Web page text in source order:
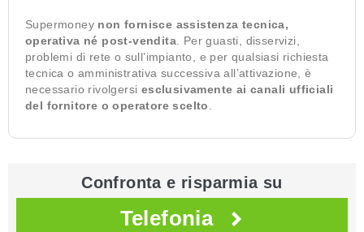
Supermoney non fornisce assistenza tecnica,
operativa né post-vendita . Per guasti, disservizi,
problemi di rete o sull’impianto, e per qualsiasi richiesta
tecnica o amministrativa successiva all’attivazione, è
necessario rivolgersi esclusivamente ai canali ufficiali
del fornitore o operatore scelto
Confronta e risparmia su
Telefonia